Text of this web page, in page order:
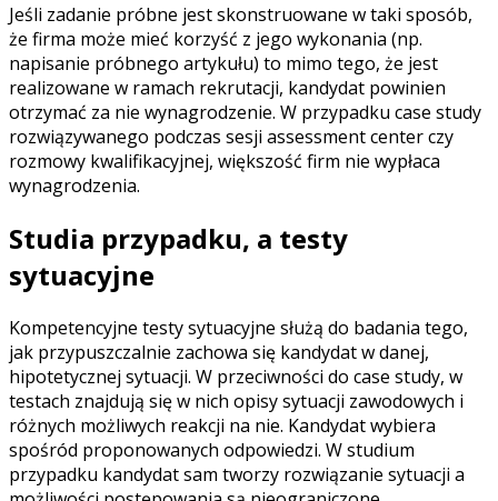
Jeśli zadanie próbne jest skonstruowane w taki sposób,
że firma może mieć korzyść z jego wykonania (np.
napisanie próbnego artykułu) to mimo tego, że jest
realizowane w ramach rekrutacji, kandydat powinien
otrzymać za nie wynagrodzenie. W przypadku case study
rozwiązywanego podczas sesji assessment center czy
rozmowy kwalifikacyjnej, większość firm nie wypłaca
wynagrodzenia.
Studia przypadku, a testy
sytuacyjne
Kompetencyjne testy sytuacyjne służą do badania tego,
jak przypuszczalnie zachowa się kandydat w danej,
hipotetycznej sytuacji. W przeciwności do case study, w
testach znajdują się w nich opisy sytuacji zawodowych i
różnych możliwych reakcji na nie. Kandydat wybiera
spośród proponowanych odpowiedzi. W studium
przypadku kandydat sam tworzy rozwiązanie sytuacji a